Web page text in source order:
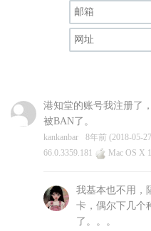
港知堂的账号我注册了
被BAN了。
kankanbar 8年前 (2018-05-
66.0.3359.181
Mac OS X
我基本也不用，
卡，偶尔下几个
了。。。